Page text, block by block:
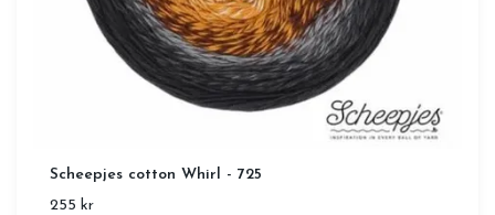
Scheepjes cotton Whirl - 725
255 kr